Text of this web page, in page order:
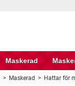
Maskerad
> Maskerad > Hattar för